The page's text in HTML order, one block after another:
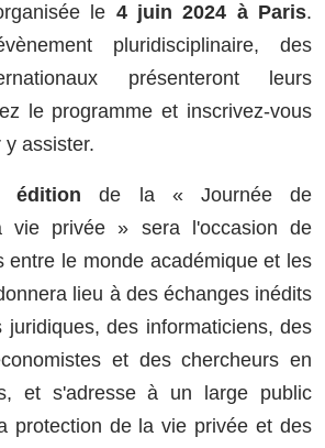
le 4 juin 2024 à Paris.
pluridisciplinaire, des
présenteront leurs
le programme et inscrivez-vous
assister.
édition de la « Journée de
vie privée » sera l'occasion de
entre le monde académique et les
lieu à des échanges inédits
juridiques, des informaticiens, des
et des chercheurs en
et s'adresse à un large public
protection de la vie privée et des